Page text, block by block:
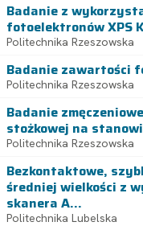
Badanie z
fotoelektronów XPS
Politechnika Rzeszowska
Badanie zawartości
Politechnika Rzeszowska
Badanie
stożkowej na
Politechnika Rzeszowska
Bezkontaktowe,
średniej wielkości z
skanera A...
Politechnika Lubelska